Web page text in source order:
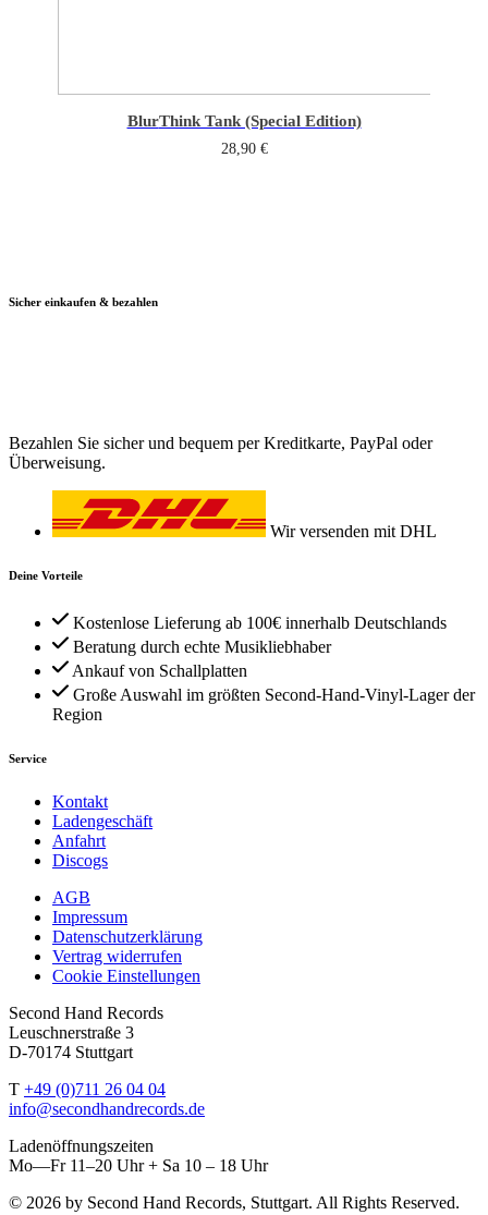
BlurThink Tank (Special Edition)
28,90 €
Sicher einkaufen & bezahlen
Bezahlen Sie sicher und bequem per Kreditkarte, PayPal oder
Überweisung.
Wir versenden mit DHL
Deine Vorteile
Kostenlose Lieferung ab 100€ innerhalb Deutschlands
Beratung durch echte Musikliebhaber
Ankauf von Schallplatten
Große Auswahl im größten Second-Hand-Vinyl-Lager der
Region
Service
Kontakt
Ladengeschäft
Anfahrt
Discogs
AGB
Impressum
Datenschutzerklärung
Vertrag widerrufen
Cookie Einstellungen
Second Hand Records
Leuschnerstraße 3
D-70174 Stuttgart
T +49 (0)711 26 04 04
info@secondhandrecords.de
Ladenöffnungszeiten
Mo—Fr 11–20 Uhr + Sa 10 – 18 Uhr
© 2026 by Second Hand Records, Stuttgart. All Rights Reserved.